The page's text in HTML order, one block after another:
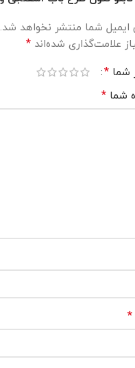
ایمیل شما منتشر نخواهد شد.
علامت‌گذاری شده‌اند *
شما *
شما *
*